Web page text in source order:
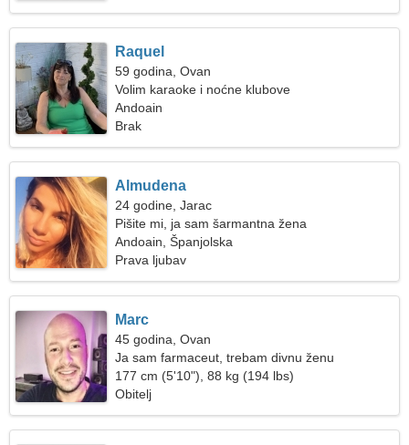
Raquel
59 godina, Ovan
Volim karaoke i noćne klubove
Andoain
Brak
Almudena
24 godine, Jarac
Pišite mi, ja sam šarmantna žena
Andoain, Španjolska
Prava ljubav
Marc
45 godina, Ovan
Ja sam farmaceut, trebam divnu ženu
177 cm (5'10"), 88 kg (194 lbs)
Obitelj